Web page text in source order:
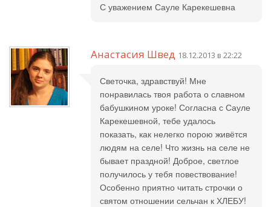
С уважением Сауле Карекешевна
Анастасия Швед 18.12.2013 в 22:22
Светочка, здравствуй! Мне
понравилась твоя работа о славном
бабушкином уроке! Согласна с Сауле
Карекешевной, тебе удалось
показать, как нелегко порою живётся
людям на селе! Что жизнь на селе не
бывает праздной! Доброе, светлое
получилось у тебя повествование!
Особенно приятно читать строчки о
святом отношении сельчан к ХЛЕБУ!